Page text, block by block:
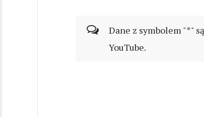
Dane z symbolem "*"
YouTube.